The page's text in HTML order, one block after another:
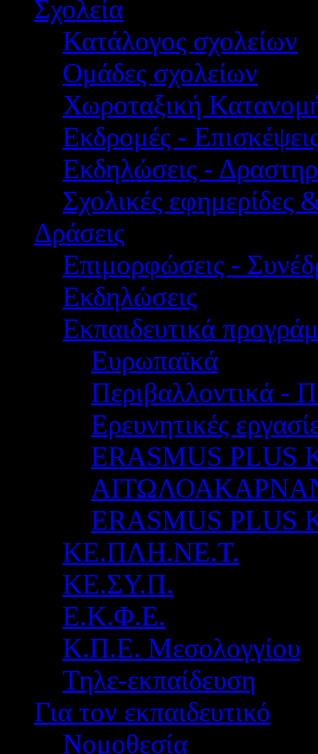
Σχολεία
Κατάλογος σχολείων
Ομάδες σχολείων
Χωροταξική
Εκδρομές -
Εκδηλώσεις -
Σχολικές εφημερίδες
Δράσεις
Επιμορφώσεις -
Εκδηλώσεις
Εκπαιδευτικά
Ευρωπαϊκά
Περιβαλλοντικά -
Ερευνητικές
ERASMUS PLUS
ERASMUS
ΚΕ.ΠΛΗ.ΝΕ.Τ.
ΚΕ.ΣΥ.Π.
Ε.Κ.Φ.Ε.
Κ.Π.Ε. Μεσολογγίου
Τηλε-εκπαίδευση
Για τον εκπαιδευτικό
Νομοθεσία